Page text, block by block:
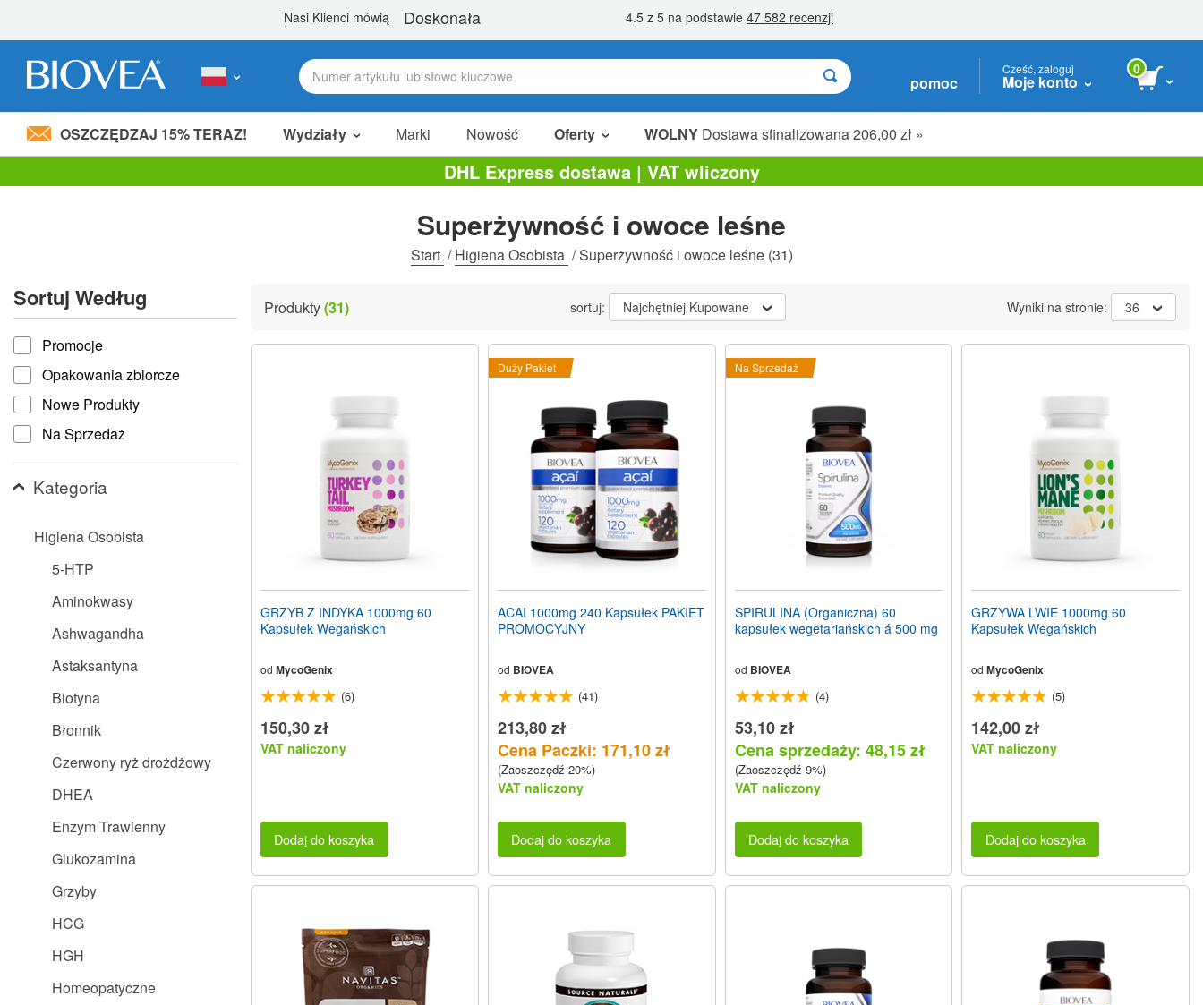
Uwaga:
dostępu.
Naciśnij
klawisze
Control-
F11,
aby
dostosować
stronę
internetową
dla
osób
niedowidzących,
które
czytnika
dostępu.
pomoc
Cześć, zaloguj
Moje konto
0
OSZCZĘDZAJ 15% TERAZ! Wydziały Marki Nowość Oferty WOLNY Dostawa sfinalizowana 206,00 zł »
W Sprzedaży
Pakiety Promocyjne
Na Sprzedaż
DHL Express dostawa | VAT wliczony
Superżywność i owoce leśne
Start /Higiena Osobista /Superżywność i owoce leśne(31)
Sortuj Według
Sortuj według
Promocje
Opakowania zbiorcze
Nowe Produkty
Na Sprzedaż
Kategoria
Higiena Osobista
5-HTP
Aminokwasy
Ashwagandha
Astaksantyna
Biotyna
Błonnik
Czerwony ryż drożdżowy
DHEA
Enzym Trawienny
Glukozamina
Grzyby
HCG
HGH
Homeopatyczne
Produkty(31) sortuj: Najchętniej Kupowane Wyniki na stronie: 36
GRZYB Z INDYKA 1000mg 60
Kapsułek Wegańskich
od MycoGenix
(6)
150,30 zł
VAT naliczony
Dodaj do koszyka
Duży Pakiet
ACAI 1000mg 240 Kapsułek PAKIET
PROMOCYJNY
od BIOVEA
(41)
213,80 zł
Cena Paczki: 171,10 zł
(Zaoszczędź 20%)
VAT naliczony
Dodaj do koszyka
Na Sprzedaż
SPIRULINA (Organiczna) 60
kapsułek wegetariańskich á 500 mg
od BIOVEA
(4)
53,10 zł
Cena sprzedaży: 48,15 zł
(Zaoszczędź 9%)
VAT naliczony
Dodaj do koszyka
GRZYWA LWIE 1000mg 60
Kapsułek Wegańskich
od MycoGenix
(5)
142,00 zł
VAT naliczony
Dodaj do koszyka